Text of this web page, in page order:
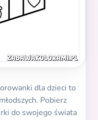
dla dzieci to
Pobierz
do swojego świata